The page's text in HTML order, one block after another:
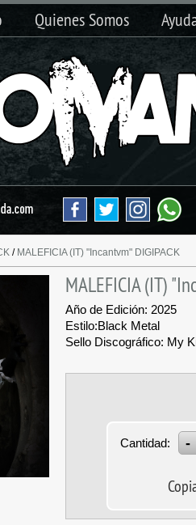
Quienes Somos
/ MALEFICIA (IT) "Incantvm" DIGIPACK
MALEFICIA (IT)
Año de Edición: 2025
Estilo:Black Metal
Sello Discográfico: My
Cantidad: